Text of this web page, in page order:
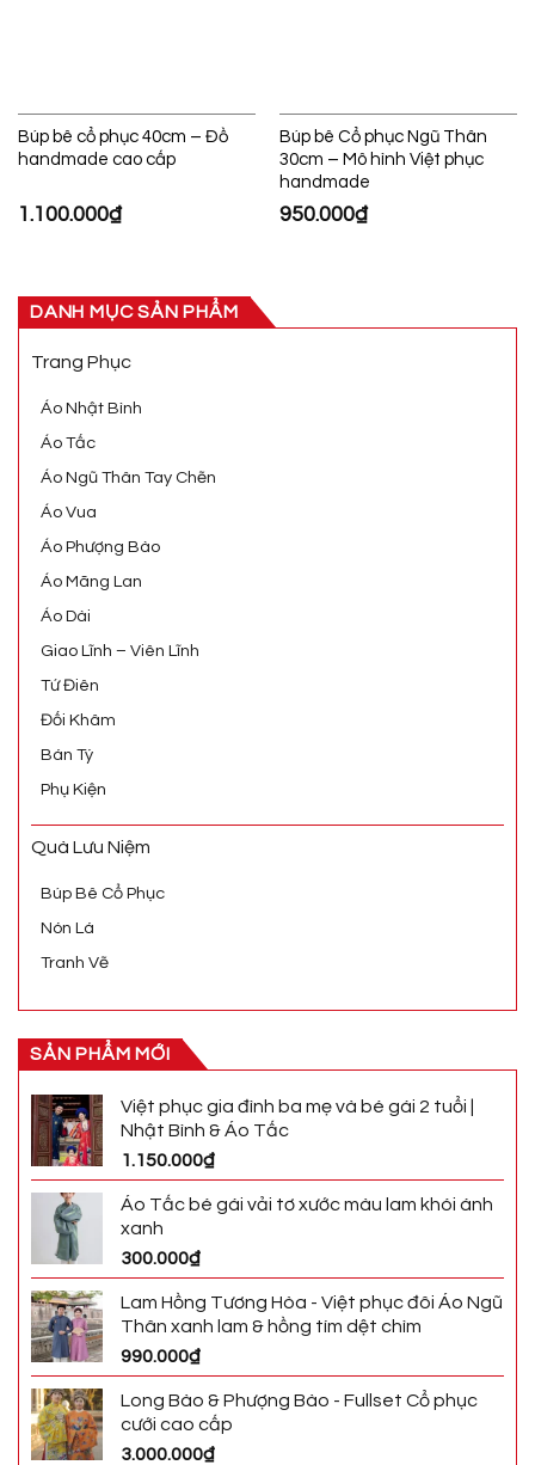
Búp bê cổ phục 40cm – Đồ
handmade cao cấp
1.100.000₫
Búp bê Cổ phục Ngũ Thân
30cm – Mô hình Việt phục
handmade
950.000₫
DANH MỤC SẢN PHẨM
Trang Phục
Áo Nhật Bình
Áo Tấc
Áo Ngũ Thân Tay Chẽn
Áo Vua
Áo Phượng Bào
Áo Mãng Lan
Áo Dài
Giao Lĩnh – Viên Lĩnh
Tứ Điên
Đối Khâm
Bán Tý
Phụ Kiện
Quà Lưu Niệm
Búp Bê Cổ Phục
Nón Lá
Tranh Vẽ
SẢN PHẨM MỚI
Việt phục gia đình ba mẹ và bé gái 2 tuổi |
Nhật Bình & Áo Tấc
1.150.000₫
Áo Tấc bé gái vải tơ xước màu lam khói ánh
xanh
300.000₫
Lam Hồng Tương Hòa - Việt phục đôi Áo Ngũ
Thân xanh lam & hồng tím dệt chìm
990.000₫
Long Bào & Phượng Bào - Fullset Cổ phục
cưới cao cấp
3.000.000₫